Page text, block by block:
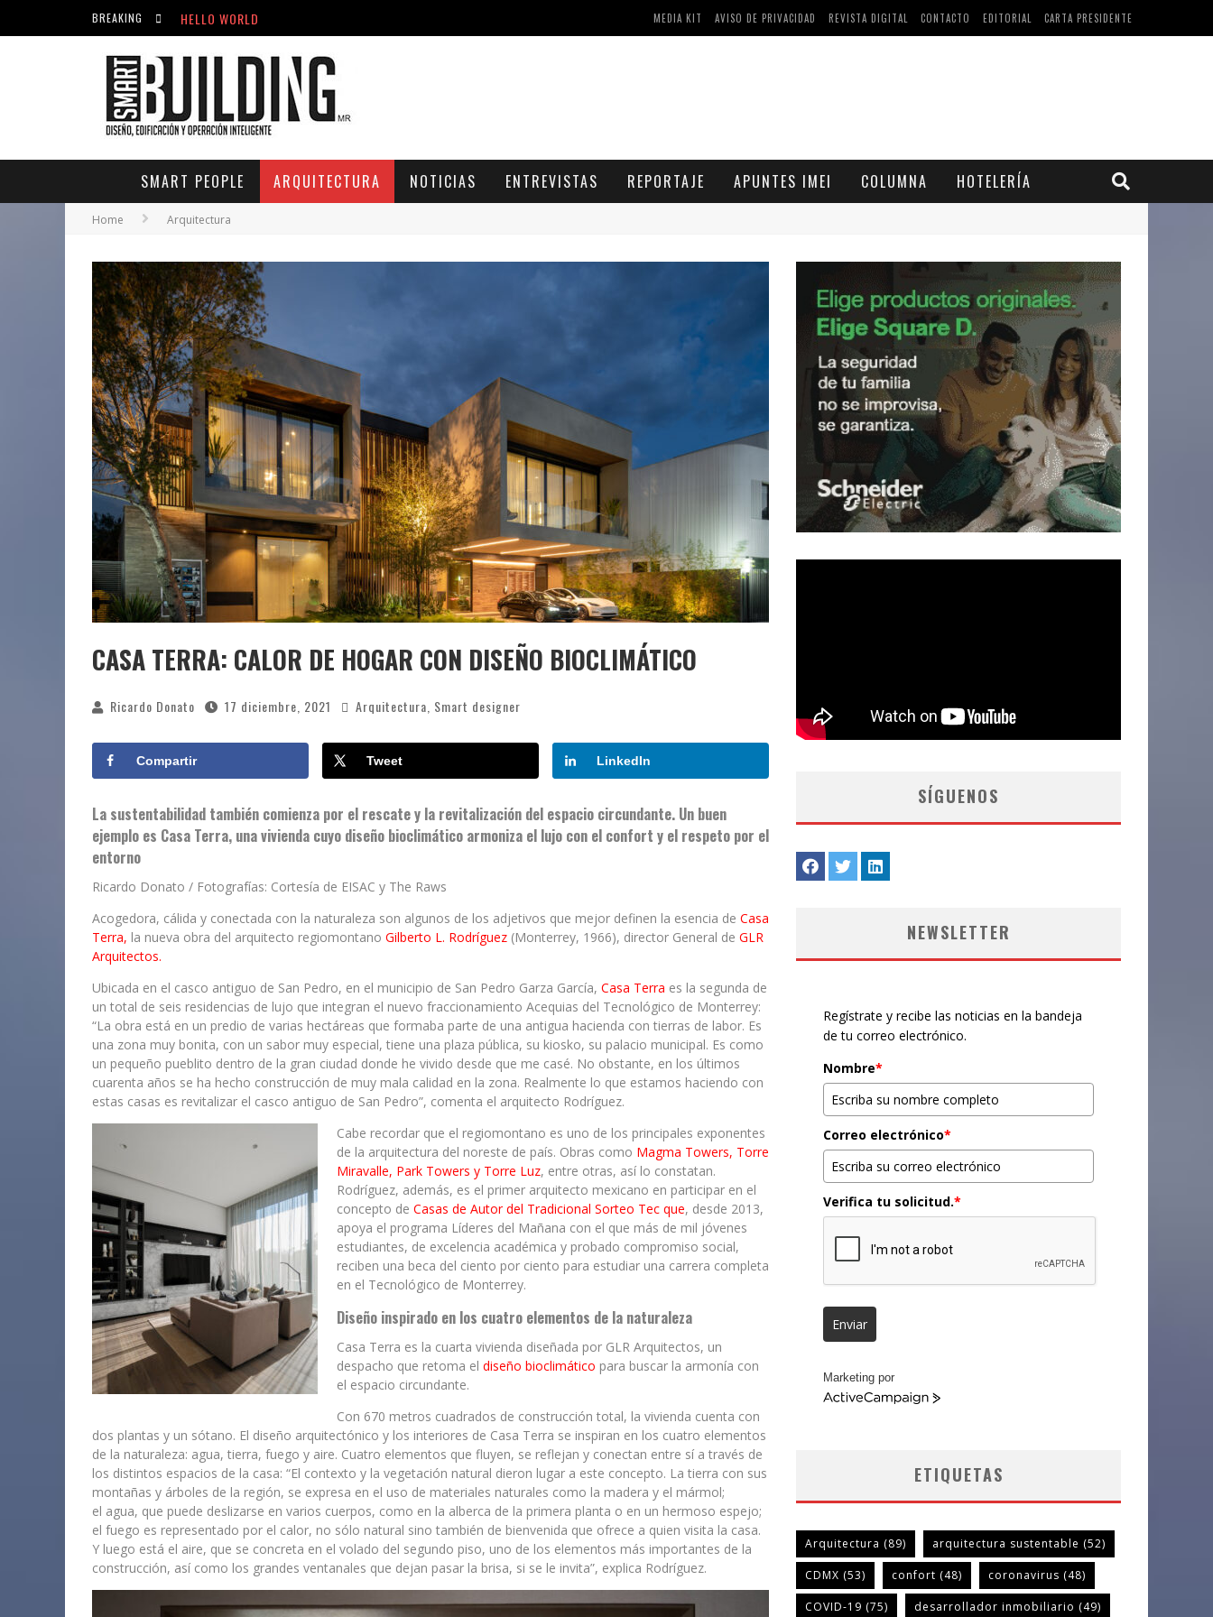
BREAKING
ACICLOVIR EN FARMACIA VIOLÁN: CREMAS Y COMPRIMIDOS DISPONIBLES
HELLO WORLD
HELLO WORLD
CARTA PRESIDENTE
EDITORIAL
CONTACTO
REVISTA DIGITAL
AVISO DE PRIVACIDAD
MEDIA KIT
SMART PEOPLE ARQUITECTURA NOTICIAS ENTREVISTAS REPORTAJE APUNTES IMEI COLUMNA HOTELERÍA
Home Arquitectura
CASA TERRA: CALOR DE HOGAR CON DISEÑO BIOCLIMÁTICO
Ricardo Donato 17 diciembre, 2021 Arquitectura Smart designer
Compartir Tweet LinkedIn
La sustentabilidad también comienza por el rescate y la revitalización del espacio circundante. Un buen
ejemplo es Casa Terra, una vivienda cuyo diseño bioclimático armoniza el lujo con el confort y el respeto por el
entorno
Ricardo Donato / Fotografías: Cortesía de EISAC y The Raws
Acogedora, cálida y conectada con la naturaleza son algunos de los adjetivos que mejor definen la esencia de Casa
Terra, la nueva obra del arquitecto regiomontano Gilberto L. Rodríguez (Monterrey, 1966), director General de GLR
Arquitectos.
Ubicada en el casco antiguo de San Pedro, en el municipio de San Pedro Garza García, Casa Terra es la segunda de
un total de seis residencias de lujo que integran el nuevo fraccionamiento Acequias del Tecnológico de Monterrey:
“La obra está en un predio de varias hectáreas que formaba parte de una antigua hacienda con tierras de labor. Es
una zona muy bonita, con un sabor muy especial, tiene una plaza pública, su kiosko, su palacio municipal. Es como
un pequeño pueblito dentro de la gran ciudad donde he vivido desde que me casé. No obstante, en los últimos
cuarenta años se ha hecho construcción de muy mala calidad en la zona. Realmente lo que estamos haciendo con
estas casas es revitalizar el casco antiguo de San Pedro”, comenta el arquitecto Rodríguez.
Cabe recordar que el regiomontano es uno de los principales exponentes
de la arquitectura del noreste de país. Obras como Magma Towers, Torre
Miravalle, Park Towers y Torre Luz, entre otras, así lo constatan.
Rodríguez, además, es el primer arquitecto mexicano en participar en el
concepto de Casas de Autor del Tradicional Sorteo Tec que, desde 2013,
apoya el programa Líderes del Mañana con el que más de mil jóvenes
estudiantes, de excelencia académica y probado compromiso social,
reciben una beca del ciento por ciento para estudiar una carrera completa
en el Tecnológico de Monterrey.
Diseño inspirado en los cuatro elementos de la naturaleza
Casa Terra es la cuarta vivienda diseñada por GLR Arquitectos, un
despacho que retoma el diseño bioclimático para buscar la armonía con
el espacio circundante.
Con 670 metros cuadrados de construcción total, la vivienda cuenta con
dos plantas y un sótano. El diseño arquitectónico y los interiores de Casa Terra se inspiran en los cuatro elementos
de la naturaleza: agua, tierra, fuego y aire. Cuatro elementos que fluyen, se reflejan y conectan entre sí a través de
los distintos espacios de la casa: “El contexto y la vegetación natural dieron lugar a este concepto. La tierra con sus
montañas y árboles de la región, se expresa en el uso de materiales naturales como la madera y el mármol;
el agua, que puede deslizarse en varios cuerpos, como en la alberca de la primera planta o en un hermoso espejo;
el fuego es representado por el calor, no sólo natural sino también de bienvenida que ofrece a quien visita la casa.
Y luego está el aire, que se concreta en el volado del segundo piso, uno de los elementos más importantes de la
construcción, así como los grandes ventanales que dejan pasar la brisa, si se le invita”, explica Rodríguez.
SÍGUENOS
NEWSLETTER
Regístrate y recibe las noticias en la bandeja
de tu correo electrónico.
Nombre*
Correo electrónico*
Verifica tu solicitud.*
Enviar
Marketing por
ActiveCampaign
ETIQUETAS
Arquitectura (89) arquitectura sustentable (52)
CDMX (53) confort (48) coronavirus (48)
COVID-19 (75) desarrollador inmobiliario (49)